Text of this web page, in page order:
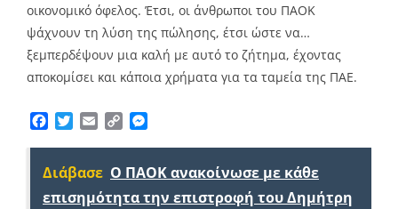
οικονομικό όφελος. Έτσι, οι άνθρωποι του ΠΑΟΚ
ψάχνουν τη λύση της πώλησης, έτσι ώστε να…
ξεμπερδέψουν μια καλή με αυτό το ζήτημα, έχοντας
αποκομίσει και κάποια χρήματα για τα ταμεία της ΠΑΕ.
Facebook
TwitterEmailCopy
Διάβασε Ο ΠΑΟΚ ανακοίνωσε με κάθε
επισημότητα την επιστροφή του Δημήτρη